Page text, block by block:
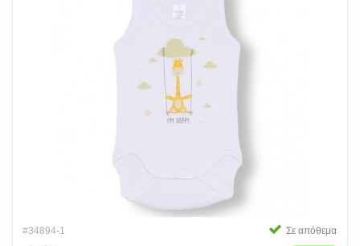
#34894-1 Σε απόθεμα